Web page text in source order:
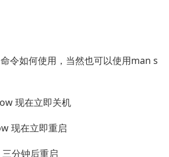
令如何使用，当然也可以使用man s
现在立即关机
现在立即重启
分钟后重启